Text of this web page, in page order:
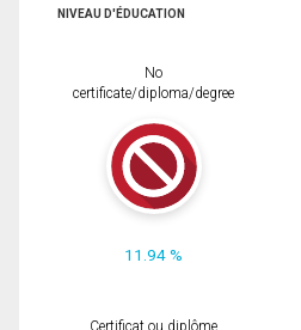
NIVEAU D'ÉDUCATION
No
certificate/diploma/degree
11.94 %